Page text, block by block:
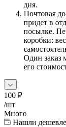
дня.
Почтовая
придет в
посылке.
коробки:
Один заказ
его
100 ₽
/шт
Много
Нашли